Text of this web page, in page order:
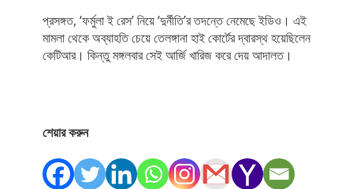
প্রসঙ্গত, ‘ফর্মুলা ই রেস’ নিয়ে ‘দুর্নীতি’র তদন্তে নেমেছে ইডিও। এই
মামলা থেকে অব্যাহতি চেয়ে তেলঙ্গানা হাই কোর্টের দ্বারস্থ হয়েছিলেন
কেটিআর। কিন্তু মঙ্গলবার সেই আর্জি খারিজ করে দেয় আদালত।
শেয়ার করুন